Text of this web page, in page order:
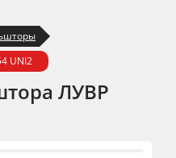
UNI2
ЛУВР